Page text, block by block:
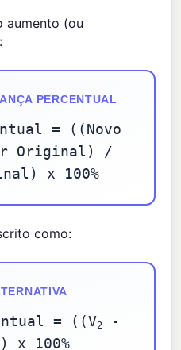
aumento (ou
PERCENTUAL
= ((Novo
Original) /
x 100%
como:
= ((V2
-
) x 100%